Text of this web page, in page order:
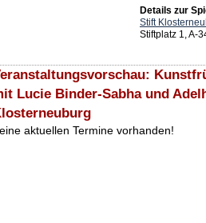
Details zur
Stift
Stiftplatz 1, A-
Lucie Binder-Sabha und
aktuellen Termine vorhanden!